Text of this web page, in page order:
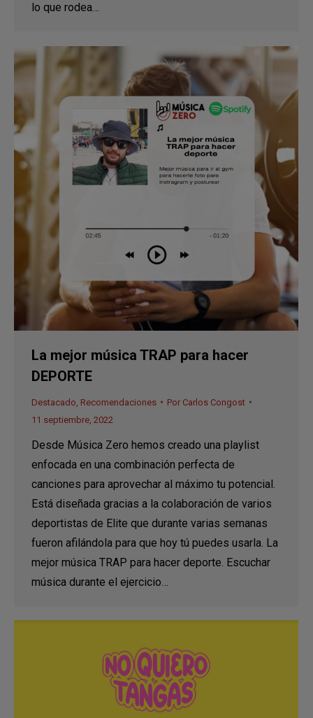
lo que rodea…
La mejor música TRAP para hacer
DEPORTE
Destacado Recomendaciones Por Carlos Congost
11 septiembre, 2022
Desde Música Zero hemos creado una playlist
enfocada en una combinación perfecta de
canciones para aprovechar al máximo tu potencial.
Está diseñada gracias a la colaboración de varios
deportistas de Elite que durante varias semanas
fueron afilándola para que hoy tú puedes usarla. La
mejor música TRAP para hacer deporte. Escuchar
música durante el ejercicio…